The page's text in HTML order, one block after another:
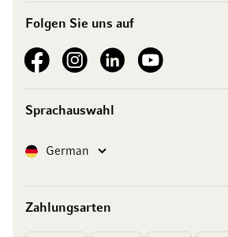
Folgen Sie uns auf
See our FacebookSee our Instagram account
See our LinkedInSee our YouTube channel
Sprachauswahl
SpracheGerman
Zahlungsarten